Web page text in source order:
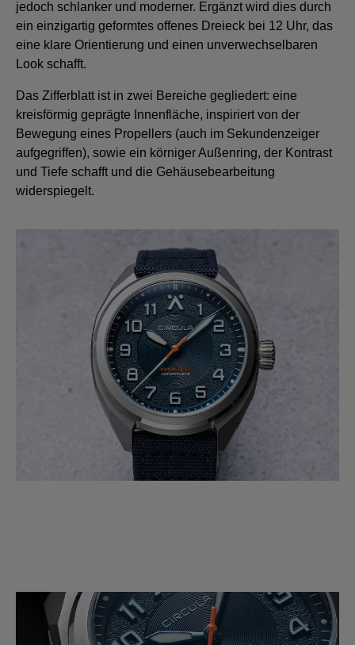
jedoch schlanker und moderner. Ergänzt wird dies durch
ein einzigartig geformtes offenes Dreieck bei 12 Uhr, das
eine klare Orientierung und einen unverwechselbaren
Look schafft.
Das Zifferblatt ist in zwei Bereiche gegliedert: eine
kreisförmig geprägte Innenfläche, inspiriert von der
Bewegung eines Propellers (auch im Sekundenzeiger
aufgegriffen), sowie ein körniger Außenring, der Kontrast
und Tiefe schafft und die Gehäusebearbeitung
widerspiegelt.